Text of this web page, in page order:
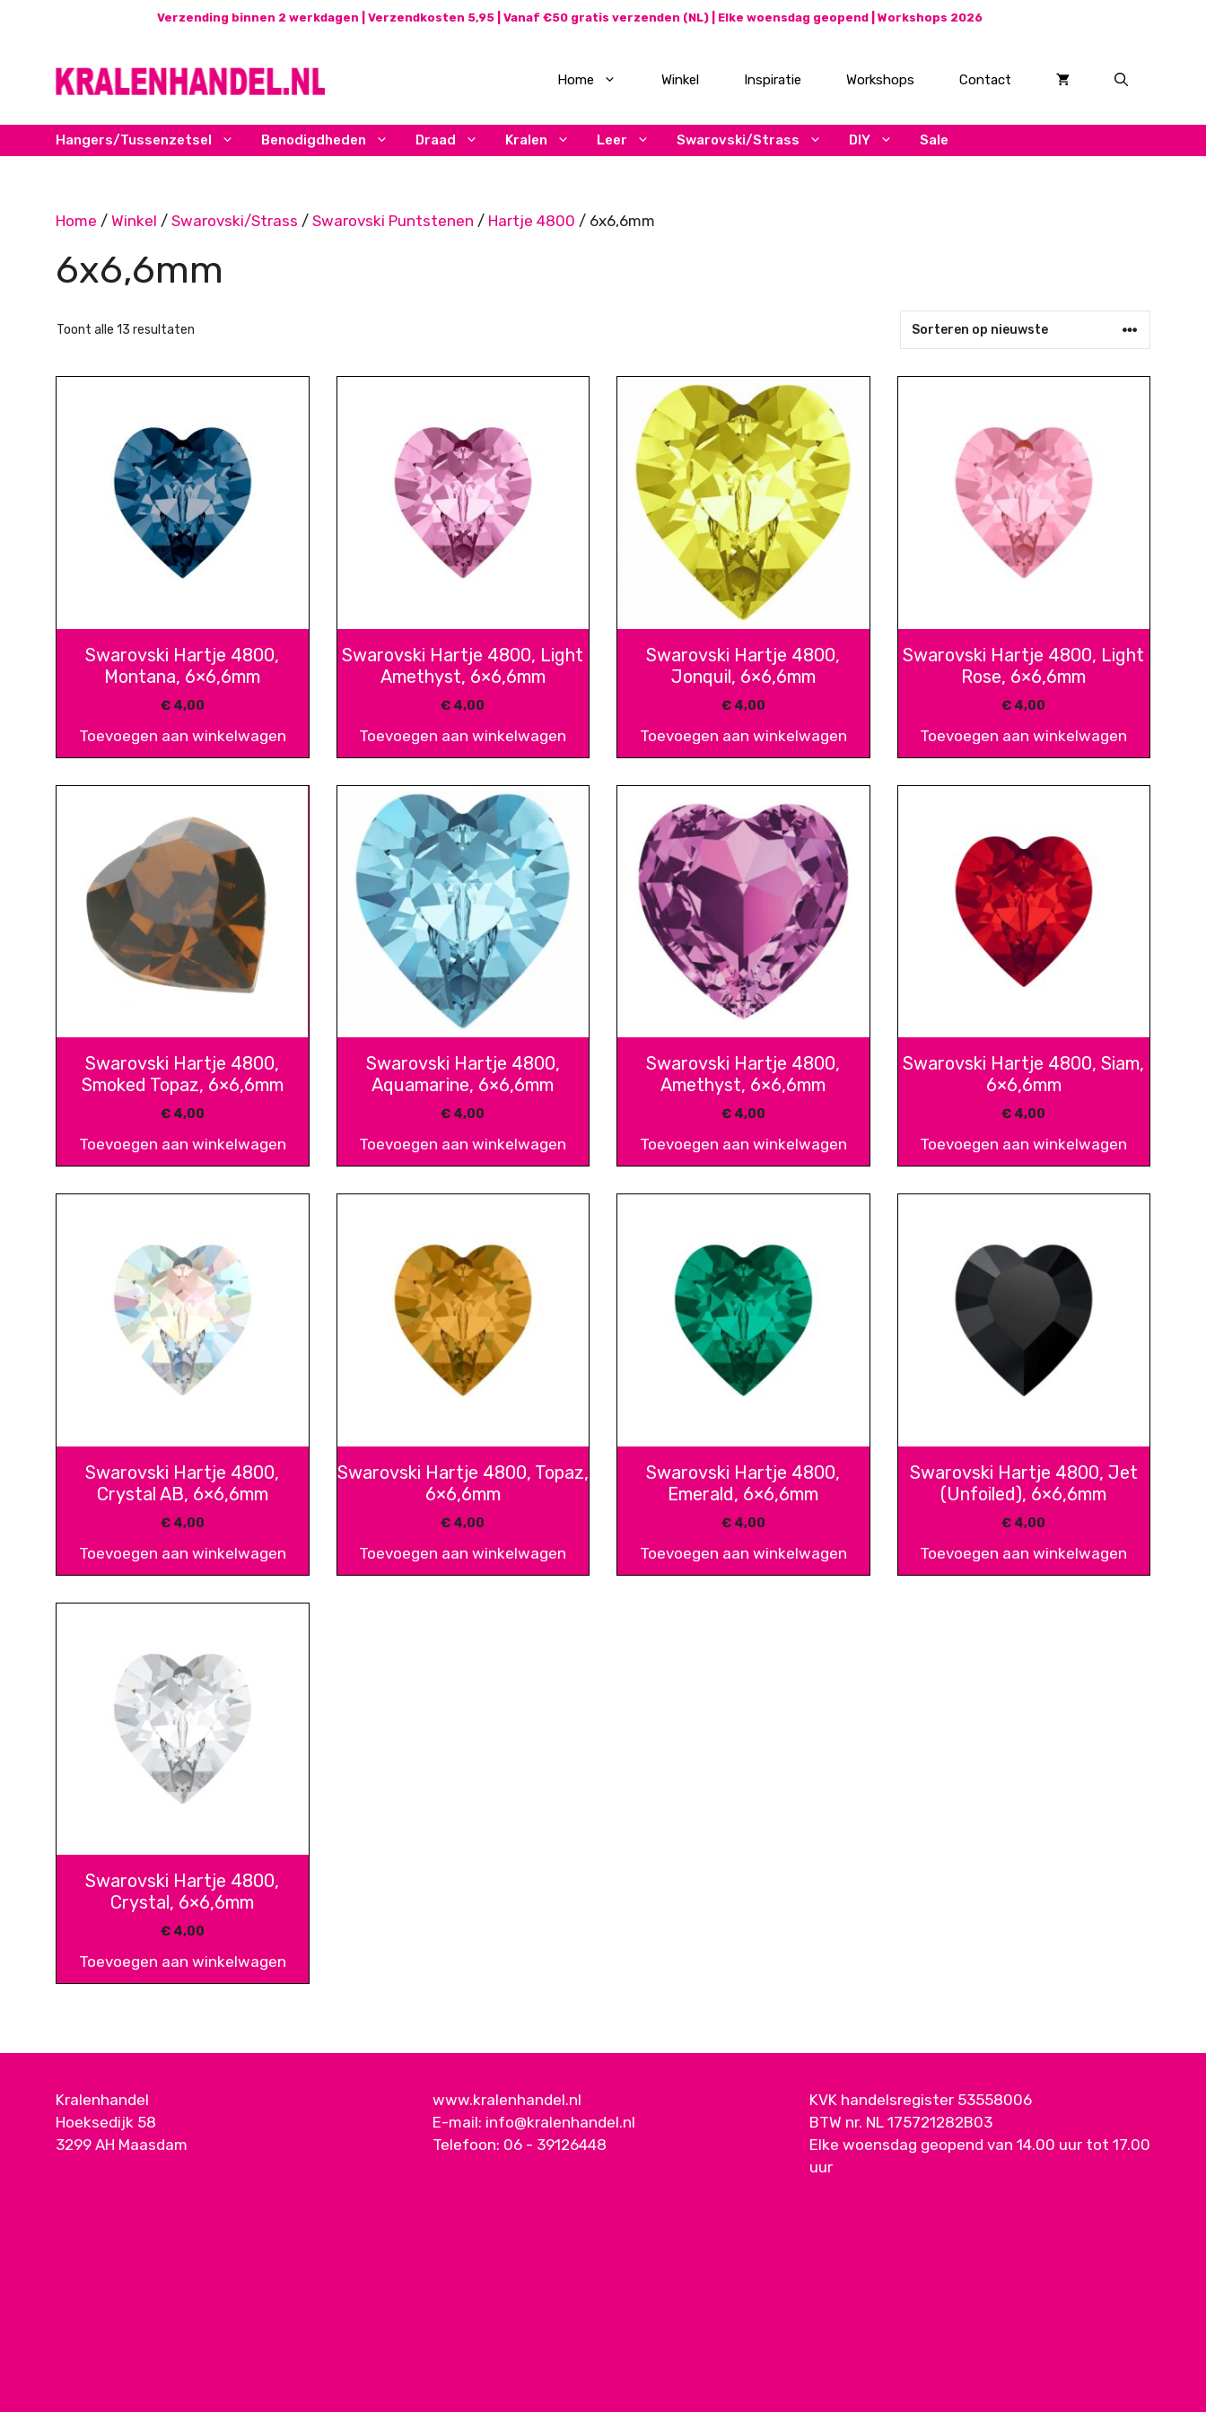
Verzending binnen 2 werkdagen | Verzendkosten 5,95 | Vanaf €50 gratis verzenden (NL) | Elke woensdag geopend | Workshops 2026
Home Winkel Inspiratie Workshops Contact
Hangers/Tussenzetsel Benodigdheden Draad Kralen Leer Swarovski/Strass DIY Sale
Home / Winkel / Swarovski/Strass / Swarovski Puntstenen / Hartje 4800 / 6x6,6mm
6x6,6mm
Toont alle 13 resultaten
Swarovski Hartje 4800,
Montana, 6×6,6mm
€4,00
Toevoegen aan winkelwagen
Swarovski Hartje 4800, Light
Amethyst, 6×6,6mm
€ 4,00
Toevoegen aan winkelwagen
Swarovski Hartje 4800,
Jonquil, 6×6,6mm
€4,00
Toevoegen aan winkelwagen
Swarovski Hartje 4800, Light
Rose, 6×6,6mm
€ 4,00
Toevoegen aan winkelwagen
Swarovski Hartje 4800,
Smoked Topaz, 6×6,6mm
€4,00
Toevoegen aan winkelwagen
Swarovski Hartje 4800,
Aquamarine, 6×6,6mm
€ 4,00
Toevoegen aan winkelwagen
Swarovski Hartje 4800,
Amethyst, 6×6,6mm
€4,00
Toevoegen aan winkelwagen
Swarovski Hartje 4800, Siam,
6×6,6mm
€ 4,00
Toevoegen aan winkelwagen
Swarovski Hartje 4800,
Crystal AB, 6×6,6mm
€4,00
Toevoegen aan winkelwagen
Swarovski Hartje 4800, Topaz,
6×6,6mm
€ 4,00
Toevoegen aan winkelwagen
Swarovski Hartje 4800,
Emerald, 6×6,6mm
€4,00
Toevoegen aan winkelwagen
Swarovski Hartje 4800, Jet
(Unfoiled), 6×6,6mm
€ 4,00
Toevoegen aan winkelwagen
Swarovski Hartje 4800,
Crystal, 6×6,6mm
€4,00
Toevoegen aan winkelwagen
Kralenhandel
Hoeksedijk 58
3299 AH Maasdam
www.kralenhandel.nl
E-mail: info@kralenhandel.nl
Telefoon: 06 - 39126448
KVK handelsregister 53558006
BTW nr. NL 175721282B03
Elke woensdag geopend van 14.00 uur tot 17.00
uur